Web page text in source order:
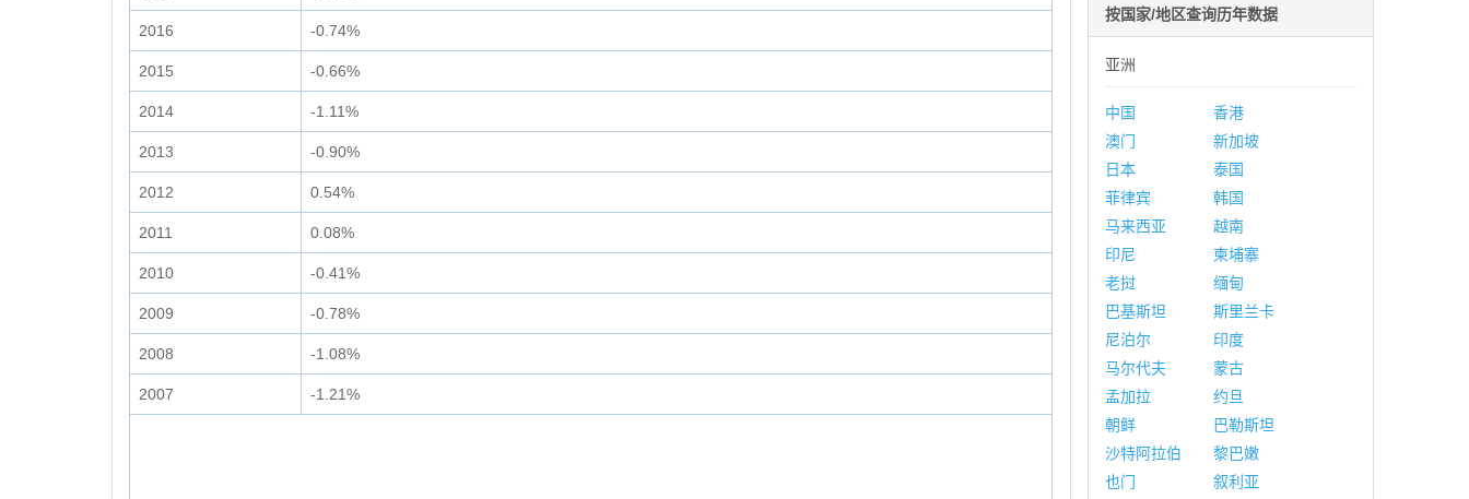
2016 -0.74%
2015 -0.66%
2014 -1.11%
2013 -0.90%
2012 0.54%
2011 0.08%
2010 -0.41%
2009 -0.78%
2008 -1.08%
2007 -1.21%
按国家/地区查询历年数据
亚洲
中国
香港
澳门
新加坡
日本
泰国
菲律宾
韩国
马来西亚
越南
印尼
柬埔寨
老挝
缅甸
巴基斯坦
斯里兰卡
尼泊尔
印度
马尔代夫
蒙古
孟加拉
约旦
朝鲜
巴勒斯坦
沙特阿拉伯
黎巴嫩
也门
叙利亚